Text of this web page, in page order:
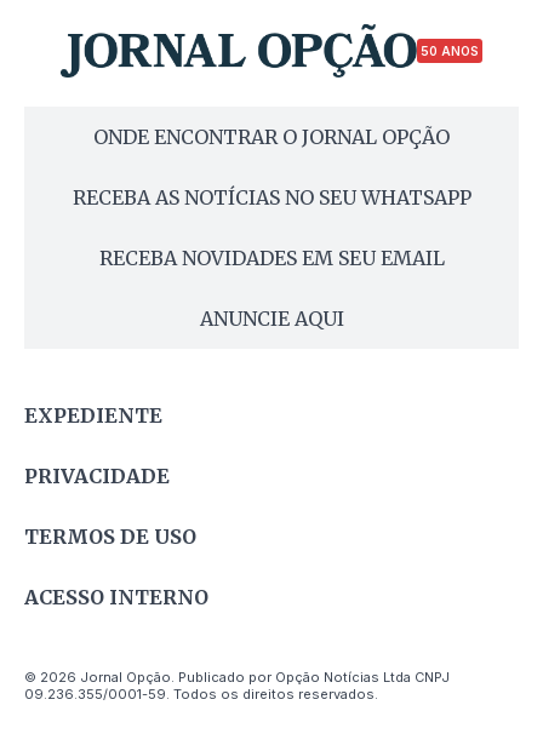
50 ANOS
ONDE ENCONTRAR O JORNAL OPÇÃO
RECEBA AS NOTÍCIAS NO SEU WHATSAPP
RECEBA NOVIDADES EM SEU EMAIL
ANUNCIE AQUI
EXPEDIENTE
PRIVACIDADE
TERMOS DE USO
ACESSO INTERNO
© 2026 Jornal Opção. Publicado por Opção Notícias Ltda CNPJ
09.236.355/0001-59. Todos os direitos reservados.